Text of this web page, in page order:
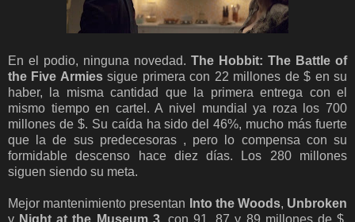
En el podio, ninguna novedad. The Hobbit: The Battle of
the Five Armiessigue primera con 22 millones de $ en su
haber, la misma cantidad que la primera entrega con el
mismo tiempo en cartel. A nivel mundial ya roza los 700
millones de $. Su caída ha sido del 46%, mucho más fuerte
que la de sus predecesoras , pero lo compensa con su
formidable descenso hace diez días. Los 280 millones
siguen siendo su meta.
Mejor mantenimiento presentan Into the Woods, Unbroken